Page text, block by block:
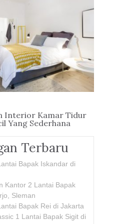
Interior Kamar Tidur
Yang Sederhana
Terbaru
Bapak Iskandar di
Kantor 2 Lantai Bapak
Sleman
Bapak Rei di Jakarta
1 Lantai Bapak Sigit di